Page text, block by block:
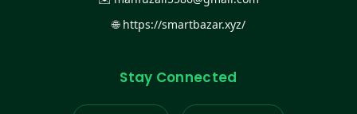
🌐 https://smartbazar.xyz/
Stay Connected